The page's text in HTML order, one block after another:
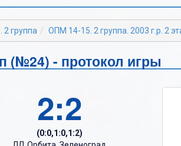
Б
В
Д
Б
В
Д
группа ОПМ 14-15. 2 группа. 2003 г.р. 2
(№24) - протокол игры
2:2
(0:0,1:0,1:2)